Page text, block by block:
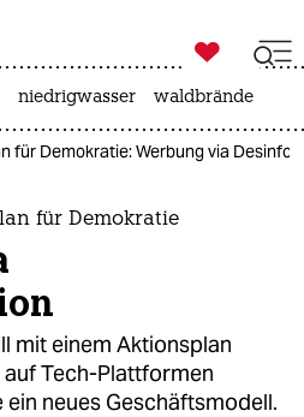
zahl ich
ich

taz zahl ich
niedrigwasser waldbrände
für Demokratie: Werbung via
für Demokratie
mit einem Aktionsplan
Tech-Plattformen
neues Geschäftsmodell.